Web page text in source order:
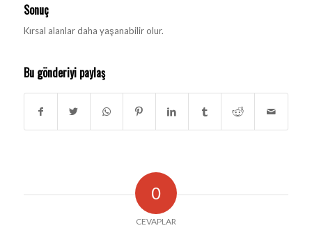
Sonuç
Kırsal alanlar daha yaşanabilir olur.
Bu gönderiyi paylaş
0
CEVAPLAR